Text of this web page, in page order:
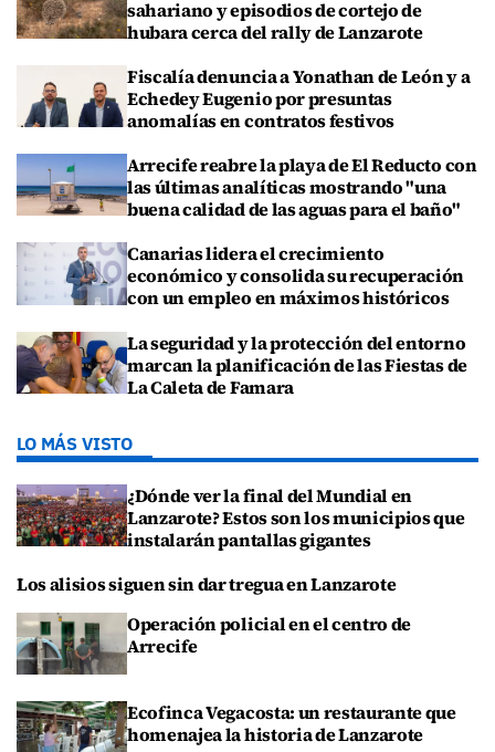
sahariano y episodios de cortejo de
hubara cerca del rally de Lanzarote
Fiscalía denuncia a Yonathan de León y a
Echedey Eugenio por presuntas
anomalías en contratos festivos
Arrecife reabre la playa de El Reducto con
las últimas analíticas mostrando "una
buena calidad de las aguas para el baño"
Canarias lidera el crecimiento
económico y consolida su recuperación
con un empleo en máximos históricos
La seguridad y la protección del entorno
marcan la planificación de las Fiestas de
La Caleta de Famara
LO MÁS VISTO
¿Dónde ver la final del Mundial en
Lanzarote? Estos son los municipios que
instalarán pantallas gigantes
Los alisios siguen sin dar tregua en Lanzarote
Operación policial en el centro de
Arrecife
Ecofinca Vegacosta: un restaurante que
homenajea la historia de Lanzarote